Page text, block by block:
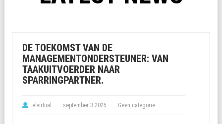
DE TOEKOMST VAN DE
MANAGEMENTONDERSTEUNER: VAN
TAAKUITVOERDER NAAR
SPARRINGPARTNER.
elvirtual september 3 2025 Geen categorie